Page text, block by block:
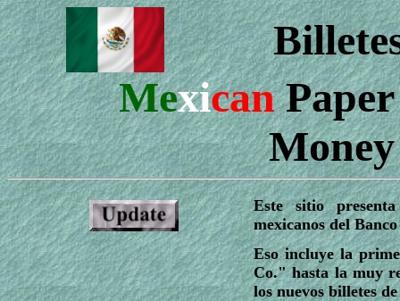
MexicanPaper
Money
Este sitio
mexicanos del
Eso incluye la
Co." hasta la muy
los nuevos billetes